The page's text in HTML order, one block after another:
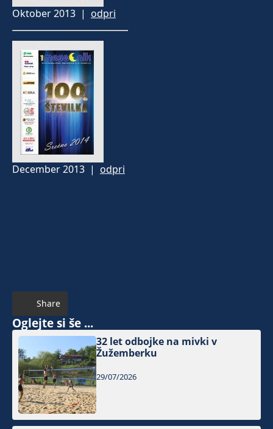
Oktober 2013 | odpri
December 2013 | odpri
Share
Oglejte si še ...
32 let odbojke na mivki v
Žužemberku
29/07/2026